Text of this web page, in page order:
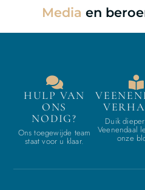
Media en
HULP VAN
ONS
NODIG?
Ons toegewijde team
staat voor u klaar.
Duik
Veenendaal
onze